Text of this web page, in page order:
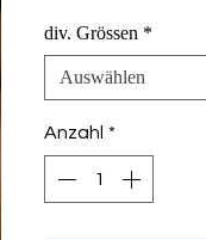
div. Grössen *
Auswählen
Anzahl *